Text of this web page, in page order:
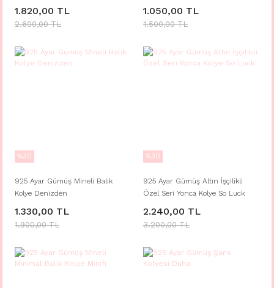
1.820,00 TL
2.600,00 TL
1.050,00 TL
1.500,00 TL
%30
925 Ayar Gümüş Mineli Balık
Kolye Denizden
1.330,00 TL
1.900,00 TL
%30
925 Ayar Gümüş Altın İşçilikli
Özel Seri Yonca Kolye So Luck
2.240,00 TL
3.200,00 TL